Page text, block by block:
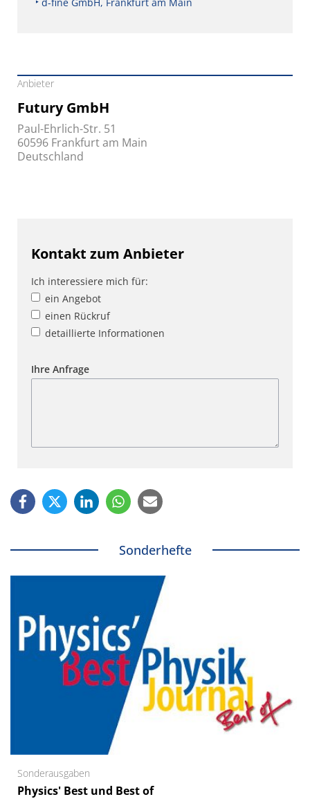
Anbieter
Futury GmbH
Paul-Ehrlich-Str. 51
60596 Frankfurt am Main
Deutschland
Kontakt zum Anbieter
Ich interessiere mich für:
ein Angebot
einen Rückruf
detaillierte Informationen
Ihre Anfrage
Sonderhefte
Sonderausgaben
Physics' Best und Best of